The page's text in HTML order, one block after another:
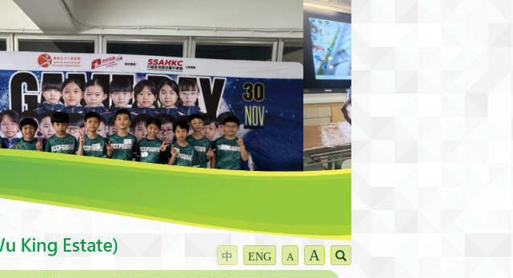
中 ENG A A